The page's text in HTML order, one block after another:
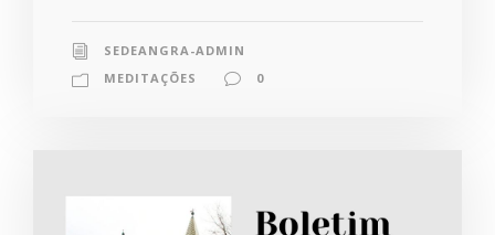
SEDEANGRA-ADMIN
MEDITAÇÕES
0